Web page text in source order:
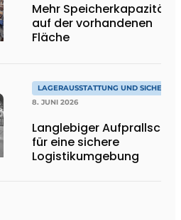
Mehr Speicherkapazität
auf der vorhandenen
Fläche
LAGERAUSSTATTUNG UND
8. JUNI 2026
Langlebiger
für eine sichere
Logistikumgebung